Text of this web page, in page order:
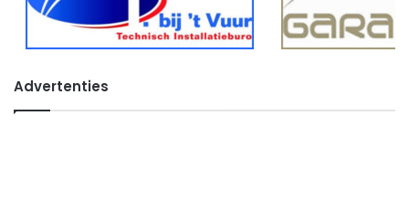
Advertenties